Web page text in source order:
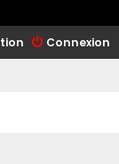
Connexion